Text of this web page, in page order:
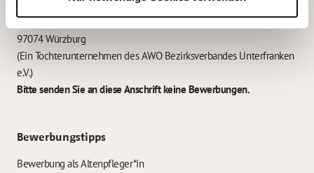
Garitz Bewirtschaftungsbetriebe GmbH
Kantstraße 45a
97074 Würzburg
(Ein Tochterunternehmen des AWO Bezirksverbandes Unterfranken
e.V.)
Bitte senden Sie an diese Anschrift keine Bewerbungen.
Bewerbungstipps
Bewerbung als Altenpfleger*in